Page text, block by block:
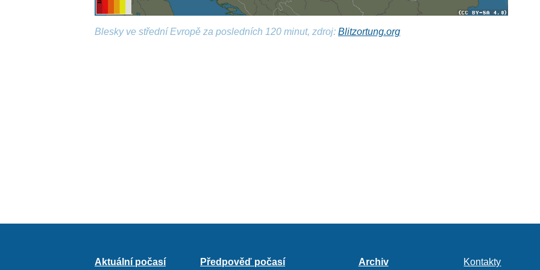
Blesky ve střední Evropě za posledních 120 minut, zdroj:Blitzortung.org
Aktuální počasí Předpověď počasí Archiv Kontakty